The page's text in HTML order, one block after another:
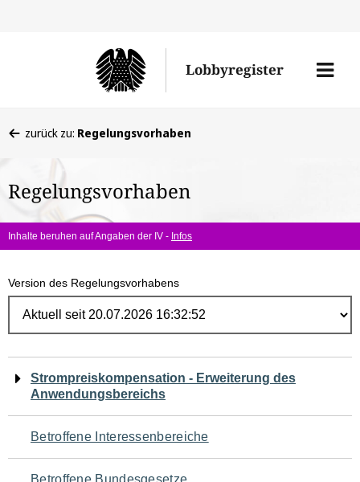
Lobbyregister
Menü
befinden
hier:
zurück zu: Regelungsvorhaben
Regelungsvorhaben
Inhalte beruhen auf Angaben der IV - Infos
Version des Regelungsvorhabens
Navigation
für
den
Seiteninhalt
Strompreiskompensation - Erweiterung des
Anwendungsbereichs
Betroffene Interessenbereiche
Betroffene Bundesgesetze